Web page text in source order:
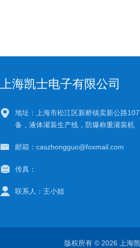
上海凯士电子有限公司
地址：上海市松江区新桥镇卖新公路
备，液体灌装生产线，防爆称重灌装机
邮箱：caszhongguo@foxmail.com
传真：
联系人：王小姐
版权所有 © 2026 上